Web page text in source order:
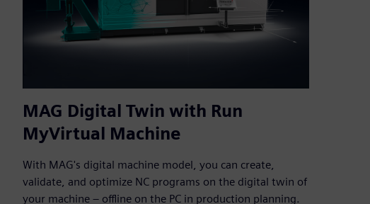
MAG Digital Twin with Run
MyVirtual Machine
With MAG's digital machine model, you can create,
validate, and optimize NC programs on the digital twin of
your machine – offline on the PC in production planning.